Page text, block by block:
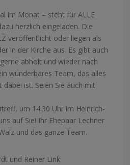
im Monat – steht für ALLE
herzlich eingeladen. Die
veröffentlicht oder liegen als
in der Kirche aus. Es gibt auch
abholt und wieder nach
wunderbares Team, das alles
ist. Seien Sie auch mit
um 14.30 Uhr im Heinrich-
auf Sie! Ihr Ehepaar Lechner
und das ganze Team.
und Reiner Link